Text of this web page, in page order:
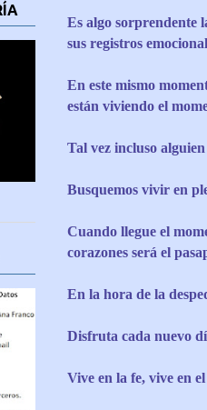
Es algo sorprendente
sus registros
En este mismo
están viviendo el
Tal vez incluso
Busquemos vivir en
Cuando llegue el
corazones será el
En la hora de la
Disfruta cada nuevo
Vive en la fe, vive en